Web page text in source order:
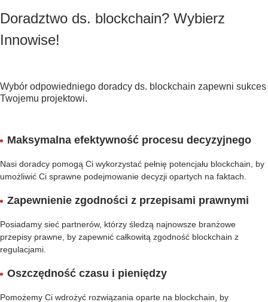
Doradztwo ds. blockchain? Wybierz
Innowise!
Wybór odpowiedniego doradcy ds. blockchain zapewni sukces
Twojemu projektowi.
Maksymalna efektywność procesu decyzyjnego
Nasi doradcy pomogą Ci wykorzystać pełnię potencjału blockchain, by
umożliwić Ci sprawne podejmowanie decyzji opartych na faktach.
Zapewnienie zgodności z przepisami prawnymi
Posiadamy sieć partnerów, którzy śledzą najnowsze branżowe
przepisy prawne, by zapewnić całkowitą zgodność blockchain z
regulacjami.
Oszczędność czasu i pieniędzy
Pomożemy Ci wdrożyć rozwiązania oparte na blockchain, by